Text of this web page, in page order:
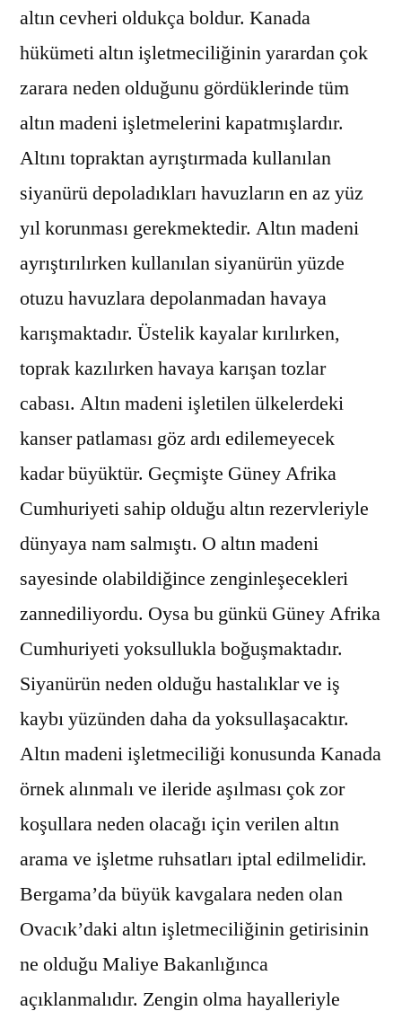
altın cevheri oldukça boldur. Kanada
hükümeti altın işletmeciliğinin yarardan çok
zarara neden olduğunu gördüklerinde tüm
altın madeni işletmelerini kapatmışlardır.
Altını topraktan ayrıştırmada kullanılan
siyanürü depoladıkları havuzların en az yüz
yıl korunması gerekmektedir. Altın madeni
ayrıştırılırken kullanılan siyanürün yüzde
otuzu havuzlara depolanmadan havaya
karışmaktadır. Üstelik kayalar kırılırken,
toprak kazılırken havaya karışan tozlar
cabası. Altın madeni işletilen ülkelerdeki
kanser patlaması göz ardı edilemeyecek
kadar büyüktür. Geçmişte Güney Afrika
Cumhuriyeti sahip olduğu altın rezervleriyle
dünyaya nam salmıştı. O altın madeni
sayesinde olabildiğince zenginleşecekleri
zannediliyordu. Oysa bu günkü Güney Afrika
Cumhuriyeti yoksullukla boğuşmaktadır.
Siyanürün neden olduğu hastalıklar ve iş
kaybı yüzünden daha da yoksullaşacaktır.
Altın madeni işletmeciliği konusunda Kanada
örnek alınmalı ve ileride aşılması çok zor
koşullara neden olacağı için verilen altın
arama ve işletme ruhsatları iptal edilmelidir.
Bergama’da büyük kavgalara neden olan
Ovacık’daki altın işletmeciliğinin getirisinin
ne olduğu Maliye Bakanlığınca
açıklanmalıdır. Zengin olma hayalleriyle